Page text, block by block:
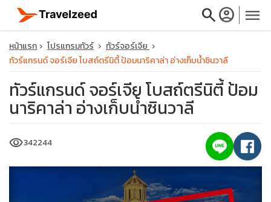
searchaccount_circle menu
travel_explore
หน้าแรก โปรแกรมทัวร์
ทัวร์จอร์เจีย
ทัวร์แกรนด์ จอร์เจีย โบสถ์ตรีนิตี้ ป้อมนาริคาล่า อ่างเก็บน้ำซินวาลี
ทัวร์แกรนด์ จอร์เจีย โบสถ์ตรีนิตี้ ป้อม
นาริคาล่า อ่างเก็บน้ำซินวาลี
visibility342244